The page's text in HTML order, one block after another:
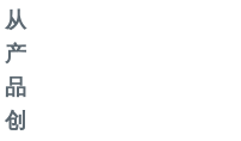
从
产
品
创